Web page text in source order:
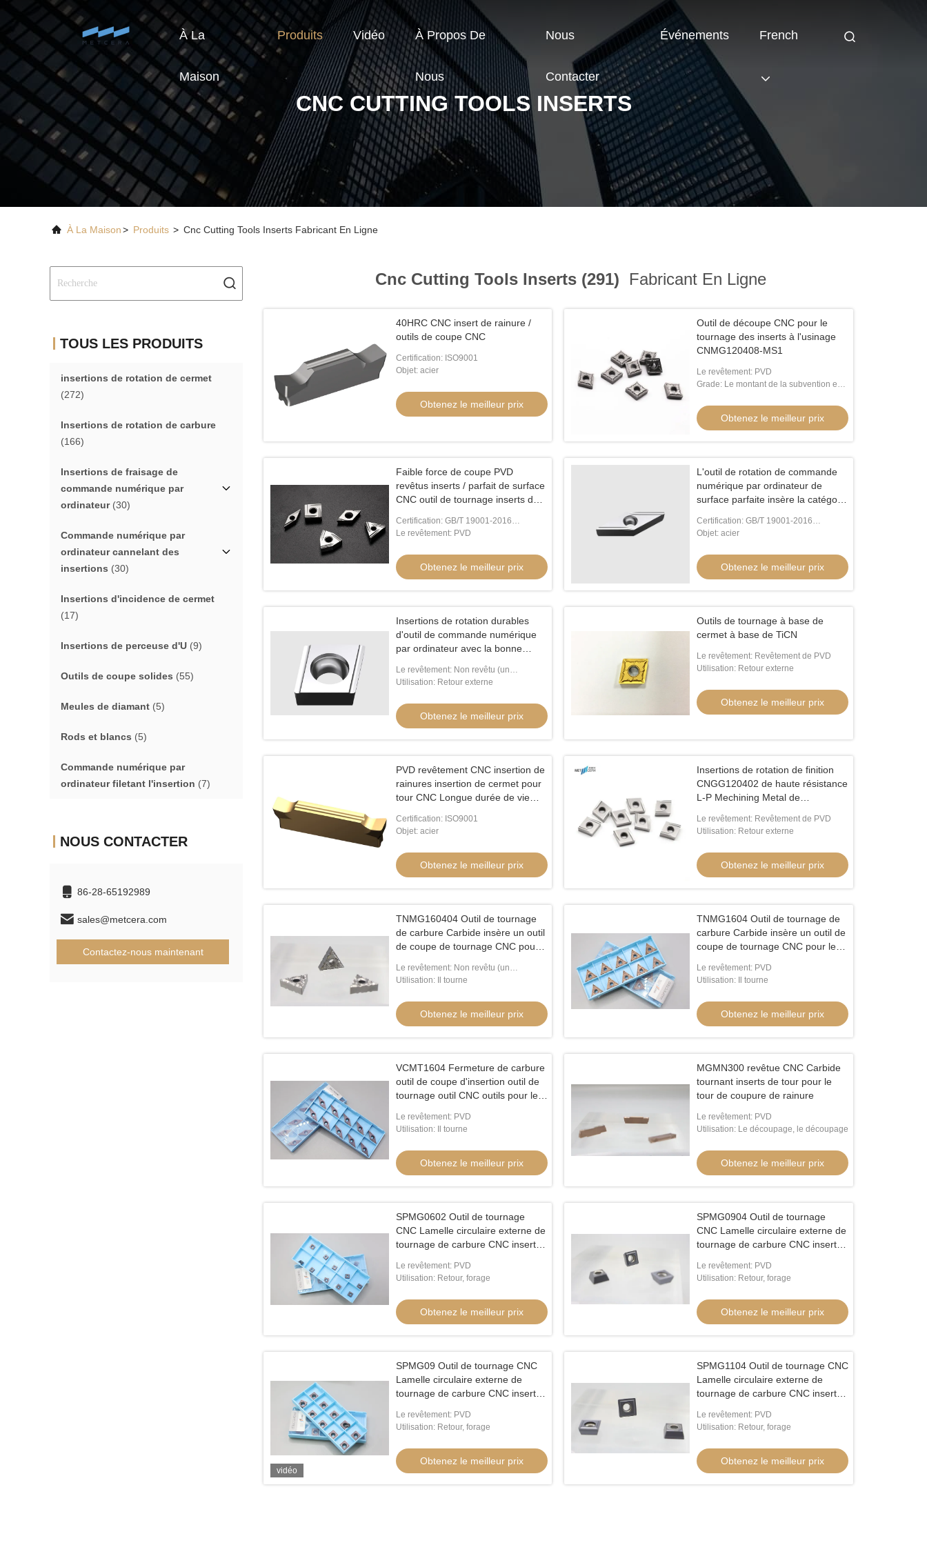
À La
Maison
Produits Vidéo À Propos De
Nous
Nous
Contacter
Événements French
CNC CUTTING TOOLS INSERTS
À La Maison> Produits > Cnc Cutting Tools Inserts Fabricant En Ligne
TOUS LES PRODUITS
insertions de rotation de cermet
(272)
Insertions de rotation de carbure
(166)
Insertions de fraisage de
commande numérique par
ordinateur(30)
Commande numérique par
ordinateur cannelant des
insertions (30)
Insertions d'incidence de cermet
(17)
Insertions de perceuse d'U (9)
Outils de coupe solides (55)
Meules de diamant (5)
Rods et blancs (5)
Commande numérique par
ordinateur filetant l'insertion (7)
NOUS CONTACTER
86-28-65192989
sales@metcera.com
Contactez-nous maintenant
Cnc Cutting Tools Inserts (291) Fabricant En Ligne
40HRC CNC insert de rainure /
outils de coupe CNC
Certification: ISO9001
Objet: acier
Obtenez le meilleur prix
Outil de découpe CNC pour le
tournage des inserts à l'usinage
CNMG120408-MS1
Le revêtement: PVD
Grade: Le montant de la subvention est
subvention.
Obtenez le meilleur prix
Faible force de coupe PVD
revêtus inserts / parfait de surface
CNC outil de tournage inserts de
Certification: GB/T 19001-2016
/ISO9001:2015
Le revêtement: PVD
Obtenez le meilleur prix
L'outil de rotation de commande
numérique par ordinateur de
surface parfaite insère la catégorie
P20
Certification: GB/T 19001-2016
/ISO9001:2015
Objet: acier
Obtenez le meilleur prix
Insertions de rotation durables
d'outil de commande numérique
par ordinateur avec la bonne
Le revêtement: Non revêtu (un
revêtement PVD est disponible)
Utilisation: Retour externe
Obtenez le meilleur prix
Outils de tournage à base de
cermet à base de TiCN
Le revêtement: Revêtement de PVD
Utilisation: Retour externe
Obtenez le meilleur prix
PVD revêtement CNC insertion de
rainures insertion de cermet pour
tour CNC Longue durée de vie
Certification: ISO9001
Objet: acier
Obtenez le meilleur prix
Insertions de rotation de finition
CNGG120402 de haute résistance
L-P Mechining Metal de
ordinateur
Le revêtement: Revêtement de PVD
Utilisation: Retour externe
Obtenez le meilleur prix
TNMG160404 Outil de tournage
de carbure Carbide insère un outil
de coupe de tournage CNC pour
Le revêtement: Non revêtu (un
revêtement PVD est disponible)
Utilisation: Il tourne
Obtenez le meilleur prix
TNMG1604 Outil de tournage de
carbure Carbide insère un outil de
coupe de tournage CNC pour le
Le revêtement: PVD
Utilisation: Il tourne
Obtenez le meilleur prix
VCMT1604 Fermeture de carbure
outil de coupe d'insertion outil de
tournage outil CNC outils pour le
Le revêtement: PVD
Utilisation: Il tourne
Obtenez le meilleur prix
MGMN300 revêtue CNC Carbide
tournant inserts de tour pour le
tour de coupure de rainure
Le revêtement: PVD
Utilisation: Le découpage, le découpage
Obtenez le meilleur prix
SPMG0602 Outil de tournage
CNC Lamelle circulaire externe de
tournage de carbure CNC inserts
Le revêtement: PVD
Utilisation: Retour, forage
Obtenez le meilleur prix
SPMG0904 Outil de tournage
CNC Lamelle circulaire externe de
tournage de carbure CNC inserts
Le revêtement: PVD
Utilisation: Retour, forage
Obtenez le meilleur prix
vidéo
SPMG09 Outil de tournage CNC
Lamelle circulaire externe de
tournage de carbure CNC inserts
Le revêtement: PVD
Utilisation: Retour, forage
Obtenez le meilleur prix
SPMG1104 Outil de tournage CNC
Lamelle circulaire externe de
tournage de carbure CNC inserts
Le revêtement: PVD
Utilisation: Retour, forage
Obtenez le meilleur prix